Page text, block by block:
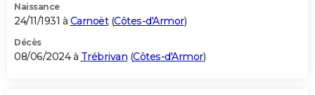
Naissance
24/11/1931 à Carnoët(Côtes-d'Armor)
Décès
08/06/2024 à Trébrivan (Côtes-d'Armor)